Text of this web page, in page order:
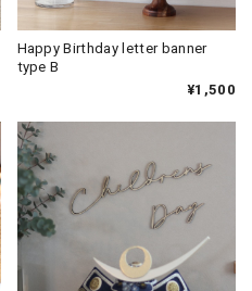
Happy Birthday letter banner
type B
¥1,500